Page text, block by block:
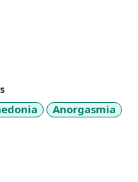
Anorgasmia